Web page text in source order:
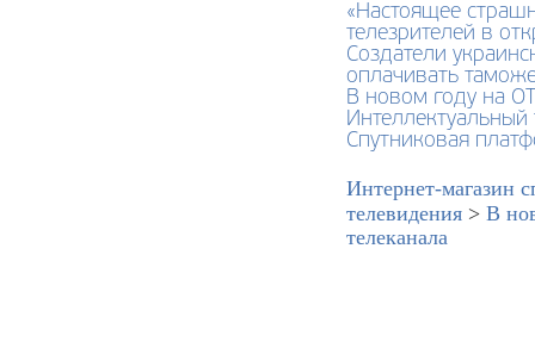
«Настоящее
телезрителей в
Создатели
оплачивать
В новом году на
Спутниковая
Интернет-магазин
телевидения > В
телеканала